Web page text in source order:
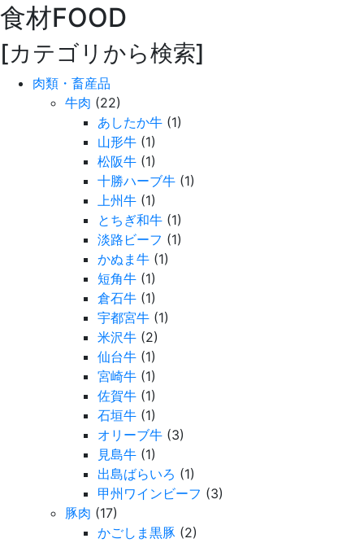
食材FOOD
[カテゴリから検索]
肉類・畜産品
牛肉 (22)
あしたか牛 (1)
山形牛 (1)
松阪牛 (1)
十勝ハーブ牛 (1)
上州牛 (1)
とちぎ和牛 (1)
淡路ビーフ (1)
かぬま牛 (1)
短角牛 (1)
倉石牛 (1)
宇都宮牛 (1)
米沢牛 (2)
仙台牛 (1)
宮崎牛 (1)
佐賀牛 (1)
石垣牛 (1)
オリーブ牛 (3)
見島牛 (1)
出島ばらいろ (1)
甲州ワインビーフ (3)
豚肉 (17)
かごしま黒豚 (2)